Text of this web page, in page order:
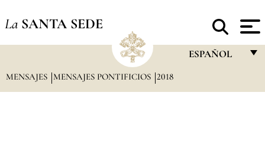
La SANTA SEDE
ESPAÑOL
MENSAJES MENSAJES PONTIFICIOS 2018